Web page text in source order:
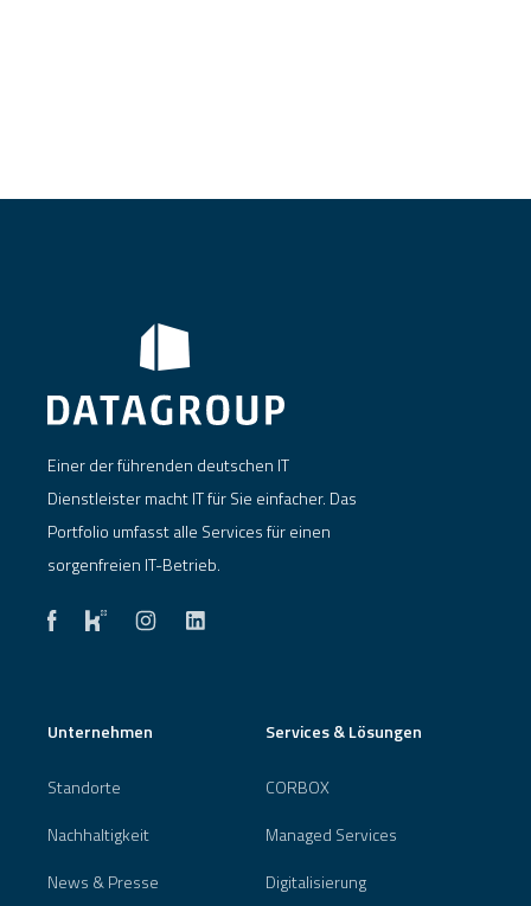
Einer der führenden deutschen IT
Dienstleister macht IT für Sie einfacher. Das
Portfolio umfasst alle Services für einen
sorgenfreien IT-Betrieb.
Unternehmen
Standorte
Nachhaltigkeit
News & Presse
Services & Lösungen
CORBOX
Managed Services
Digitalisierung